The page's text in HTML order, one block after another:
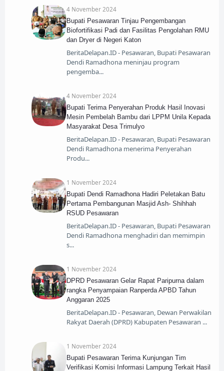
4 November 2024
Bupati Pesawaran Tinjau Pengembangan
Biofortifikasi Padi dan Fasilitas Pengolahan RMU
dan Dryer di Negeri Katon
BeritaDelapan.ID - Pesawaran, Bupati Pesawaran
Dendi Ramadhona meninjau program
pengemba
4 November 2024
Bupati Terima Penyerahan Produk Hasil Inovasi
Mesin Pembelah Bambu dari LPPM Unila Kepada
Masyarakat Desa Trimulyo
BeritaDelapan.ID - Pesawaran, Bupati Pesawaran
Dendi Ramadhona menerima Penyerahan
Produ
1 November 2024
Bupati Dendi Ramadhona Hadiri Peletakan Batu
Pertama Pembangunan Masjid Ash- Shihhah
RSUD Pesawaran
BeritaDelapan.ID - Pesawaran, Bupati Pesawaran
Dendi Ramadhona menghadiri dan memimpin
s
1 November 2024
DPRD Pesawaran Gelar Rapat Paripurna dalam
rangka Penyampaian Ranperda APBD Tahun
Anggaran 2025
BeritaDelapan.ID - Pesawaran, Dewan Perwakilan
Rakyat Daerah (DPRD) Kabupaten Pesawaran
1 November 2024
Bupati Pesawaran Terima Kunjungan Tim
Verifikasi Komisi Informasi Lampung Terkait Hasil